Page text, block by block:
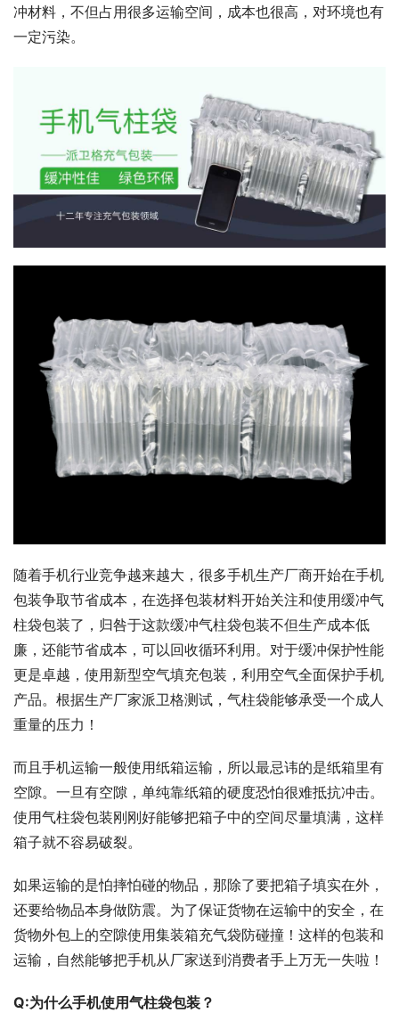
冲材料，不但占用很多运输空间，成本也很高，对环境也有
一定污染。
随着手机行业竞争越来越大，很多手机生产厂商开始在手机
包装争取节省成本，在选择包装材料开始关注和使用缓冲气
柱袋包装了，归咎于这款缓冲气柱袋包装不但生产成本低
廉，还能节省成本，可以回收循环利用。对于缓冲保护性能
更是卓越，使用新型空气填充包装，利用空气全面保护手机
产品。根据生产厂家派卫格测试，气柱袋能够承受一个成人
重量的压力！
而且手机运输一般使用纸箱运输，所以最忌讳的是纸箱里有
空隙。一旦有空隙，单纯靠纸箱的硬度恐怕很难抵抗冲击。
使用气柱袋包装刚刚好能够把箱子中的空间尽量填满，这样
箱子就不容易破裂。
如果运输的是怕摔怕碰的物品，那除了要把箱子填实在外，
还要给物品本身做防震。为了保证货物在运输中的安全，在
货物外包上的空隙使用集装箱充气袋防碰撞！这样的包装和
运输，自然能够把手机从厂家送到消费者手上万无一失啦！
Q:为什么手机使用气柱袋包装？